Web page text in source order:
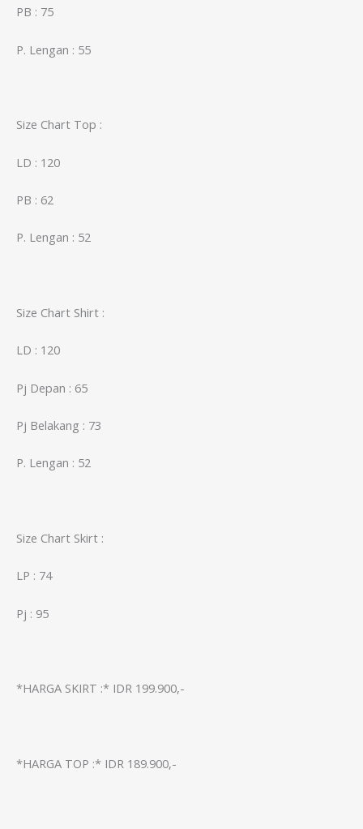
PB : 75
P. Lengan : 55
Size Chart Top :
LD : 120
PB : 62
P. Lengan : 52
Size Chart Shirt :
LD : 120
Pj Depan : 65
Pj Belakang : 73
P. Lengan : 52
Size Chart Skirt :
LP : 74
Pj : 95
*HARGA SKIRT :* IDR 199.900,-
*HARGA TOP :* IDR 189.900,-